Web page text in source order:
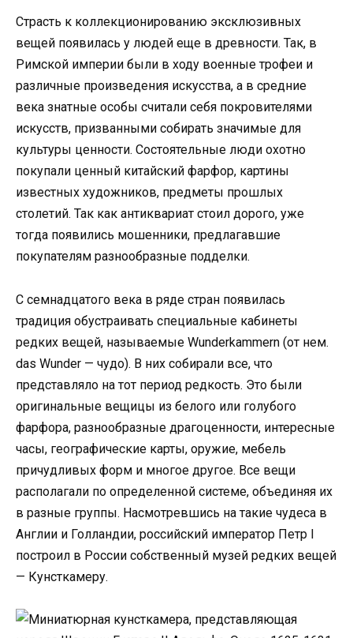
Страсть к коллекционированию эксклюзивных
вещей появилась у людей еще в древности. Так, в
Римской империи были в ходу военные трофеи и
различные произведения искусства, а в средние
века знатные особы считали себя покровителями
искусств, призванными собирать значимые для
культуры ценности. Состоятельные люди охотно
покупали ценный китайский фарфор, картины
известных художников, предметы прошлых
столетий. Так как антиквариат стоил дорого, уже
тогда появились мошенники, предлагавшие
покупателям разнообразные подделки.
С семнадцатого века в ряде стран появилась
традиция обустраивать специальные кабинеты
редких вещей, называемые Wunderkammern (от нем.
das Wunder — чудо). В них собирали все, что
представляло на тот период редкость. Это были
оригинальные вещицы из белого или голубого
фарфора, разнообразные драгоценности, интересные
часы, географические карты, оружие, мебель
причудливых форм и многое другое. Все вещи
располагали по определенной системе, объединяя их
в разные группы. Насмотревшись на такие чудеса в
Англии и Голландии, российский император Петр I
построил в России собственный музей редких вещей
— Кунсткамеру.